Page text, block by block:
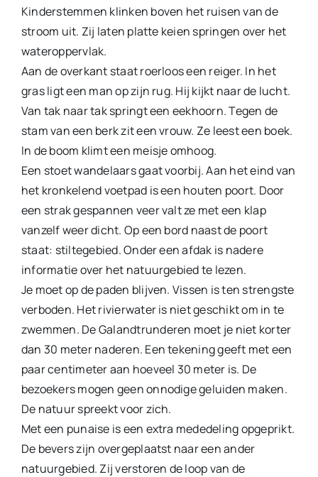
Kinderstemmen klinken boven het ruisen van de
stroom uit. Zij laten platte keien springen over het
wateroppervlak.
Aan de overkant staat roerloos een reiger. In het
gras ligt een man op zijn rug. Hij kijkt naar de lucht.
Van tak naar tak springt een eekhoorn. Tegen de
stam van een berk zit een vrouw. Ze leest een boek.
In de boom klimt een meisje omhoog.
Een stoet wandelaars gaat voorbij. Aan het eind van
het kron­kelend voetpad is een houten poort. Door
een strak gespannen veer valt ze met een klap
vanzelf weer dicht. Op een bord naast de poort
staat: stiltegebied. Onder een afdak is nadere
informatie over het natuurgebied te lezen.
Je moet op de paden blijven. Vissen is ten strengste
verboden. Het rivierwater is niet geschikt om in te
zwemmen. De Galandtrunderen moet je niet korter
dan 30 meter naderen. Een tekening geeft met een
paar centimeter aan hoeveel 30 meter is. De
bezoekers mogen geen onnodige geluiden maken.
De natuur spreekt voor zich.
Met een punaise is een extra mededeling opgeprikt.
De bevers zijn overgeplaatst naar een ander
natuurgebied. Zij verstoren de loop van de